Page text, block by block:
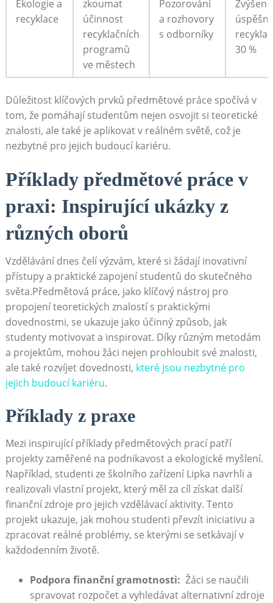
Ekologie a
‍recyklace
zkoumat
účinnost
recyklačních
programů
ve městech
Pozorování
a rozhovory
s odborníky
Zvýšení
30 %
Důležitost klíčových prvků​ předmětové práce spočívá v
tom, že pomáhají ‌studentům nejen osvojit si teoretické
znalosti, ale také je aplikovat v reálném světě, což je
nezbytné pro jejich budoucí kariéru.
Příklady předmětové práce v⁤
praxi: Inspirující ukázky z
různých oborů
Vzdělávání dnes čelí výzvám,​ které si⁢ žádají inovativní
přístupy a praktické zapojení studentů do skutečného
světa.Předmětová práce, jako klíčový‍ nástroj pro‌
propojení teoretických znalostí s praktickými
dovednostmi,⁤ se ukazuje jako účinný způsob, jak
studenty motivovat a inspirovat. Díky různým metodám
a projektům, mohou žáci⁤ nejen prohloubit své znalosti,⁣
ale ‍také rozvíjet⁣ dovednosti, které jsou nezbytné pro
⁣jejich budoucí‌ kariéru.
Příklady z praxe
Mezi inspirující ⁣příklady předmětových ‍prací patří
projekty zaměřené na podnikavost a ekologické myšlení.
Například, studenti ze školního zařízení Lipka navrhli a⁤
realizovali‍ vlastní projekt, který měl ‌za cíl získat další
⁣finanční ⁣zdroje⁢ pro jejich vzdělávací ‍aktivity. Tento⁢
projekt⁤ ukazuje, jak mohou studenti převzít iniciativu a
zpracovat ⁤reálné problémy, se kterými se setkávají v
každodenním životě.
Podpora finanční gramotnosti: ⁤ Žáci se naučili
spravovat rozpočet a vyhledávat alternativní zdroje